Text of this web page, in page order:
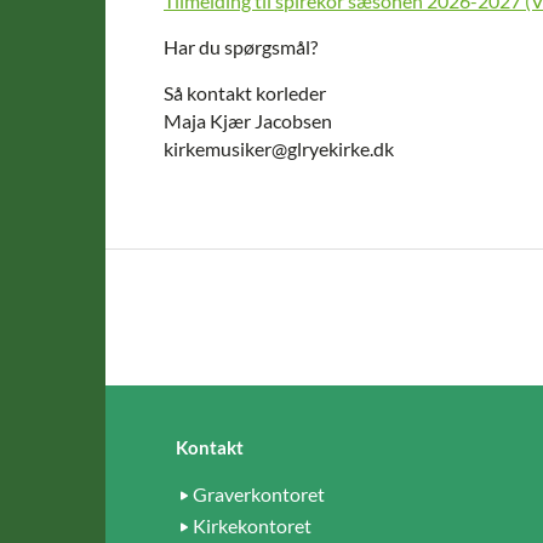
Har du spørgsmål?
Så kontakt korleder
Maja Kjær Jacobsen
kirkemusiker@glryekirke.dk
Kontakt
Graverkontoret
Kirkekontoret